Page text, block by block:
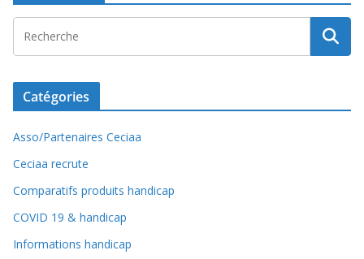
Catégories
Asso/Partenaires Ceciaa
Ceciaa recrute
Comparatifs produits handicap
COVID 19 & handicap
Informations handicap